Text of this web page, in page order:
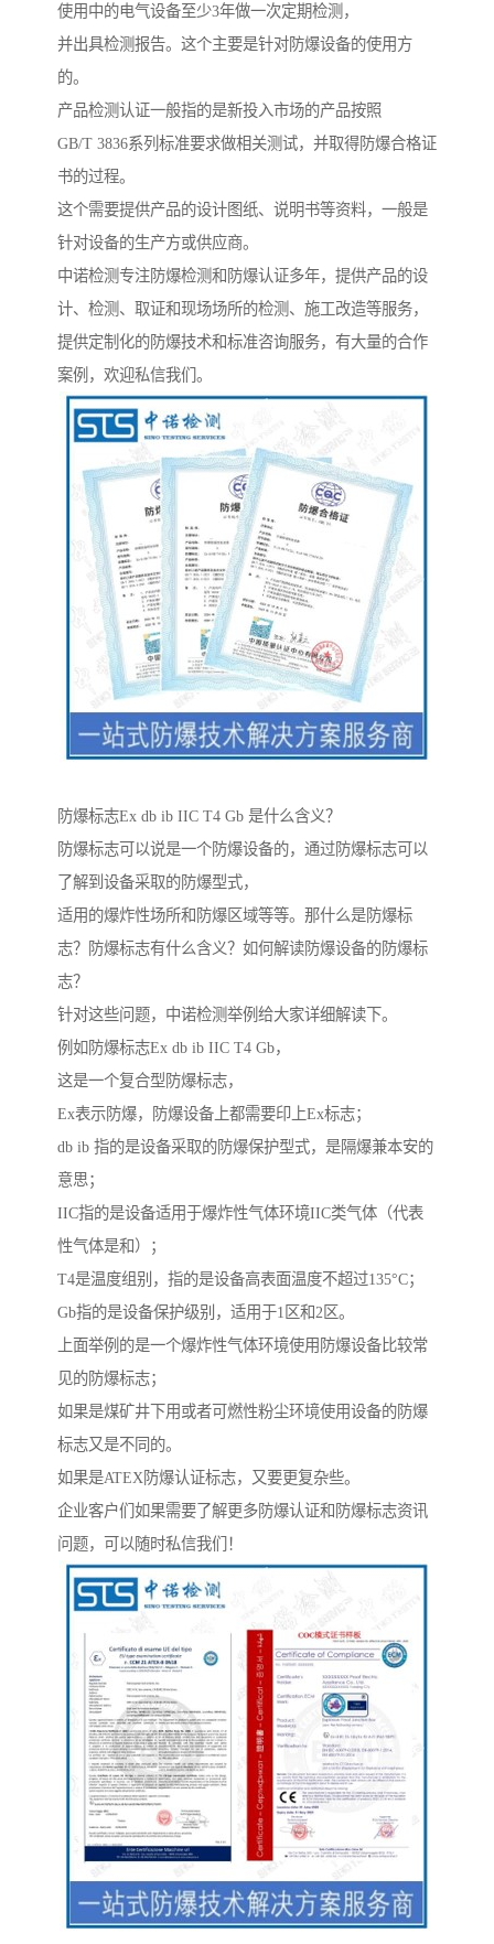
使用中的电气设备至少3年做一次定期检测，
并出具检测报告。这个主要是针对防爆设备的使用方
的。
产品检测认证一般指的是新投入市场的产品按照
GB/T 3836系列标准要求做相关测试，并取得防爆合格证
书的过程。
这个需要提供产品的设计图纸、说明书等资料，一般是
针对设备的生产方或供应商。
中诺检测专注防爆检测和防爆认证多年，提供产品的设
计、检测、取证和现场场所的检测、施工改造等服务，
提供定制化的防爆技术和标准咨询服务，有大量的合作
案例，欢迎私信我们。
防爆标志Ex db ib IIC T4 Gb 是什么含义？
防爆标志可以说是一个防爆设备的，通过防爆标志可以
了解到设备采取的防爆型式，
适用的爆炸性场所和防爆区域等等。那什么是防爆标
志？防爆标志有什么含义？如何解读防爆设备的防爆标
志？
针对这些问题，中诺检测举例给大家详细解读下。
例如防爆标志Ex db ib IIC T4 Gb，
这是一个复合型防爆标志，
Ex表示防爆，防爆设备上都需要印上Ex标志；
db ib 指的是设备采取的防爆保护型式，是隔爆兼本安的
意思；
IIC指的是设备适用于爆炸性气体环境IIC类气体（代表
性气体是和）；
T4是温度组别，指的是设备高表面温度不超过135°C；
Gb指的是设备保护级别，适用于1区和2区。
上面举例的是一个爆炸性气体环境使用防爆设备比较常
见的防爆标志；
如果是煤矿井下用或者可燃性粉尘环境使用设备的防爆
标志又是不同的。
如果是ATEX防爆认证标志，又要更复杂些。
企业客户们如果需要了解更多防爆认证和防爆标志资讯
问题，可以随时私信我们！